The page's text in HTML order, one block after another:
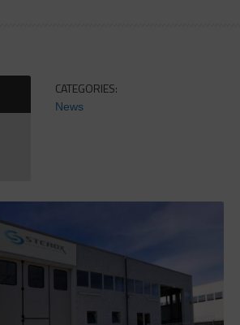
CATEGORIES:
News